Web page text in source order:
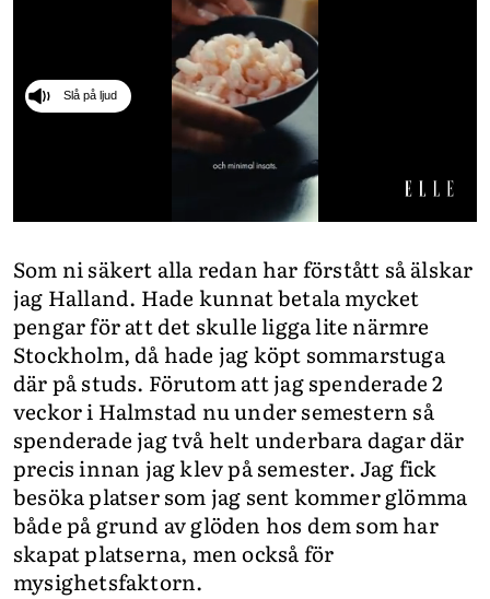
VÅRA SKRIBENTER
of
49
seconds
Slå på ljud
Som ni säkert alla redan har förstått så älskar
jag Halland. Hade kunnat betala mycket
pengar för att det skulle ligga lite närmre
Stockholm, då hade jag köpt sommarstuga
där på studs. Förutom att jag spenderade 2
veckor i Halmstad nu under semestern så
spenderade jag två helt underbara dagar där
precis innan jag klev på semester. Jag fick
besöka platser som jag sent kommer glömma
både på grund av glöden hos dem som har
skapat platserna, men också för
mysighetsfaktorn.